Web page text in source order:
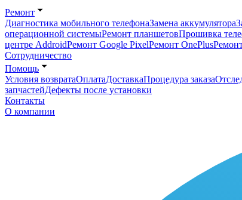
Ремонт
Диагностика мобильного телефонаЗамена аккумулятора
операционной системыРемонт планшетовПрошивка
центре AddroidРемонт Google PixelРемонт OnePlus
Сотрудничество
Помощь
Условия возвратаОплатаДоставкаПроцедура заказа
запчастейДефекты после установки
Контакты
О компании